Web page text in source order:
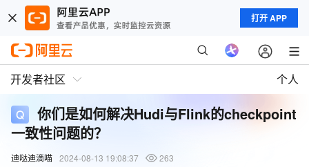
打开 APP
开发者社区 个人
你们是如何解决Hudi与Flink的checkpoint
一致性问题的？
迪哒迪滴喵 2024-08-13 19:08:37
263